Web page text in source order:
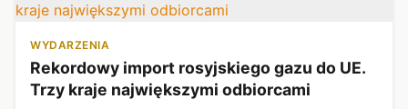
WYDARZENIA
Rekordowy import rosyjskiego gazu do UE.
Trzy kraje największymi odbiorcami